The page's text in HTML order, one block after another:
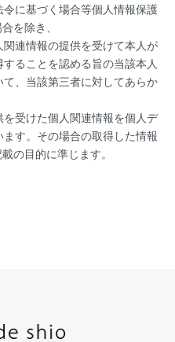
に基づく場合等個人情報保護
を除き、
連情報の提供を受けて本人が
ることを認める旨の当該本人
、当該第三者に対してあらか
受けた個人関連情報を個人デ
す。その場合の取得した情報
の目的に準じます。